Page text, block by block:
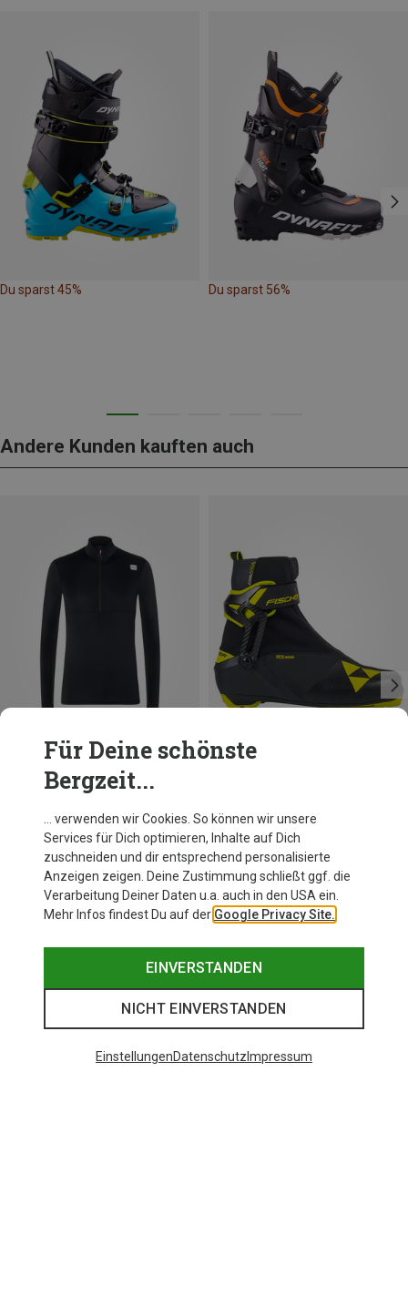
Du sparst 45% Du sparst 56%
Andere Kunden kauften auch
Du sparst 61%
Für Deine schönste
Bergzeit...
… verwenden wir Cookies. So können wir unsere
Services für Dich optimieren, Inhalte auf Dich
zuschneiden und dir entsprechend personalisierte
Anzeigen zeigen. Deine Zustimmung schließt ggf. die
Verarbeitung Deiner Daten u.a. auch in den USA ein.
Mehr Infos findest Du auf der Google Privacy Site.
EINVERSTANDEN
NICHT EINVERSTANDEN
EinstellungenDatenschutz Impressum